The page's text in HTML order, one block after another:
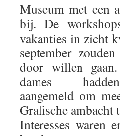
Museum met een
bij. De
vakanties in zicht
september
door willen
dames
aangemeld om
Grafische ambacht
Interesses waren